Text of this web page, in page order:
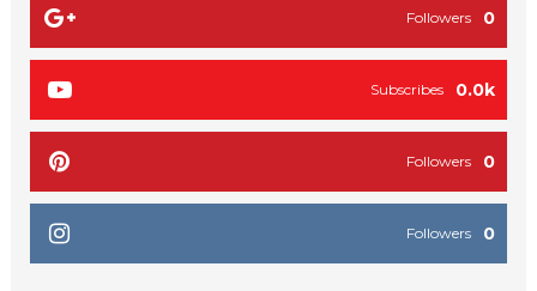
0
Followers
0.0k
Subscribes
0
Followers
0
Followers